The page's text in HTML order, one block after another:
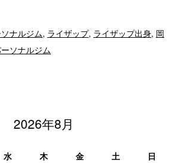
ナルジム, ライザップ, ライザップ出身, 岡
ソナルジム
2026年8月
水 木 金 土 日